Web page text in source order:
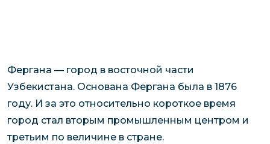
Фергана — город в восточной части
Узбекистана. Основана Фергана была в 1876
году. И за это относительно короткое время
город стал вторым промышленным центром и
третьим по величине в стране.